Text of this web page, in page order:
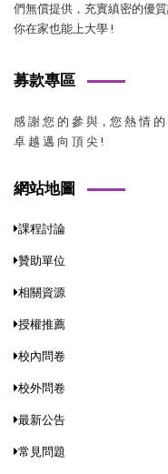
們無償提供，充實縝密的優
你在家也能上大學 !
募款專區
感 謝 您 的 參 與，您 熱 情
卓 越 邁 向 頂 尖 !
網站地圖
課程討論
贊助單位
相關資源
授權推薦
校內問卷
校外問卷
最新公告
常見問題